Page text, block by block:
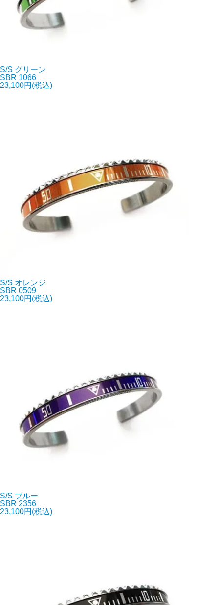
S/S グリーン
SBR 1066
23,100円(税込)
S/S オレンジ
SBR 0509
23,100円(税込)
S/S ブルー
SBR 2356
23,100円(税込)